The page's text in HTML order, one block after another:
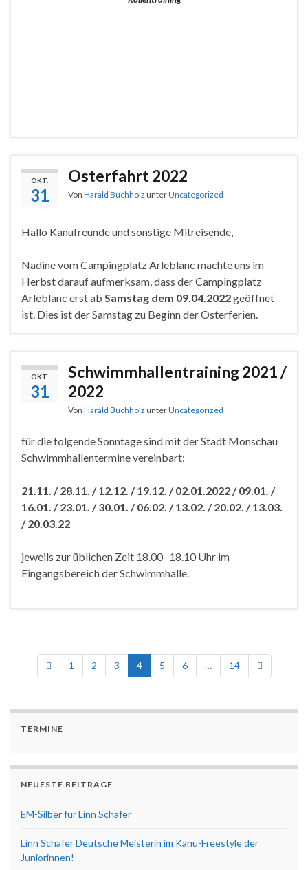
OKT.
31
Osterfahrt 2022
Von Harald Buchholz unterUncategorized
Hallo Kanufreunde und sonstige Mitreisende,
Nadine vom Campingplatz Arleblanc machte uns im
Herbst darauf aufmerksam, dass der Campingplatz
Arleblanc erst ab Samstag dem 09.04.2022geöffnet
ist. Dies ist der Samstag zu Beginn der Osterferien.
OKT.
31
Schwimmhallentraining 2021 /
2022
Von Harald Buchholz unterUncategorized
für die folgende Sonntage sind mit der Stadt Monschau
Schwimmhallentermine vereinbart:
21.11. / 28.11. / 12.12. / 19.12. / 02.01.2022 / 09.01. /
16.01. / 23.01. / 30.01. / 06.02. / 13.02. / 20.02. / 13.03.
/ 20.03.22
jeweils zur üblichen Zeit 18.00- 18.10 Uhr im
Eingangsbereich der Schwimmhalle.
1 2 3 4 5 6 … 14
TERMINE
NEUESTE BEITRÄGE
EM-Silber für Linn Schäfer
Linn Schäfer Deutsche Meisterin im Kanu-Freestyle der
Juniorinnen!